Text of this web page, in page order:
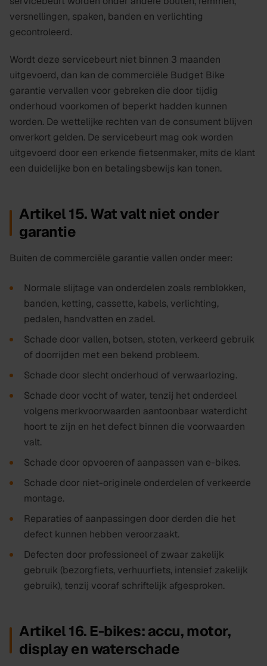
versnellingen, spaken, banden en verlichting
gecontroleerd.
Wordt deze servicebeurt niet binnen 3 maanden
uitgevoerd, dan kan de commerciële Budget Bike
garantie vervallen voor gebreken die door tijdig
onderhoud voorkomen of beperkt hadden kunnen
worden. De wettelijke rechten van de consument blijven
onverkort gelden. De servicebeurt mag ook worden
uitgevoerd door een erkende fietsenmaker, mits de klant
een duidelijke bon en betalingsbewijs kan tonen.
Artikel 15. Wat valt niet onder
garantie
Buiten de commerciële garantie vallen onder meer:
Normale slijtage van onderdelen zoals remblokken,
banden, ketting, cassette, kabels, verlichting,
pedalen, handvatten en zadel.
Schade door vallen, botsen, stoten, verkeerd gebruik
of doorrijden met een bekend probleem.
Schade door slecht onderhoud of verwaarlozing.
Schade door vocht of water, tenzij het onderdeel
volgens merkvoorwaarden aantoonbaar waterdicht
hoort te zijn en het defect binnen die voorwaarden
valt.
Schade door opvoeren of aanpassen van e-bikes.
Schade door niet-originele onderdelen of verkeerde
montage.
Reparaties of aanpassingen door derden die het
defect kunnen hebben veroorzaakt.
Defecten door professioneel of zwaar zakelijk
gebruik (bezorgfiets, verhuurfiets, intensief zakelijk
gebruik), tenzij vooraf schriftelijk afgesproken.
Artikel 16. E-bikes: accu, motor,
display en waterschade